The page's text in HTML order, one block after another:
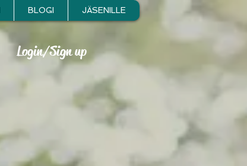
BLOGI JÄSENILLE
Login/Sign up